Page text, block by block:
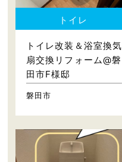
トイレ
トイレ改装＆浴室換気
扇交換リフォーム@磐
田市F様邸
磐田市